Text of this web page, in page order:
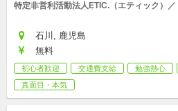
特定非営利活動法人ETIC.（エティック）／
石川, 鹿児島
無料
初心者歓迎 交通費支給 勉強熱心
真面目・本気